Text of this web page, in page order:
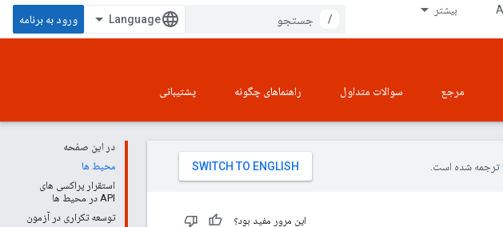
بیشتر
/ ورود به برنامه
مرجع سوالات متداول راهنماهای چگونه پشتیبانی
در این صفحه
محیط ها
استقرار پراکسی های
API در محیط ها
توسعه تکراری در آزمون
ترجمه شده است.
این مرور مفید بود؟